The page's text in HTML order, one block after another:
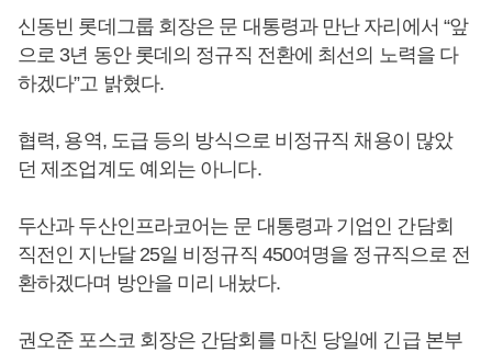
신동빈 롯데그룹 회장은 문 대통령과 만난 자리에서 “앞
으로 3년 동안 롯데의 정규직 전환에 최선의 노력을 다
하겠다”고 밝혔다.
협력, 용역, 도급 등의 방식으로 비정규직 채용이 많았
던 제조업계도 예외는 아니다.
두산과 두산인프라코어는 문 대통령과 기업인 간담회
직전인 지난달 25일 비정규직 450여명을 정규직으로 전
환하겠다며 방안을 미리 내놨다.
권오준 포스코 회장은 간담회를 마친 당일에 긴급 본부